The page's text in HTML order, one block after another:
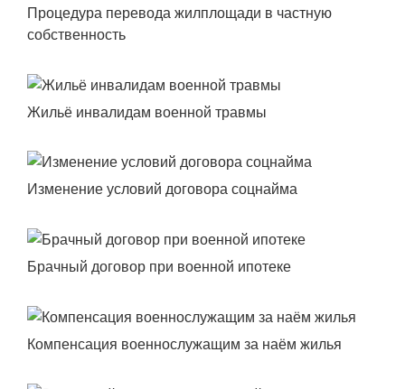
Процедура перевода жилплощади в частную
собственность
Жильё инвалидам военной травмы
Изменение условий договора соцнайма
Брачный договор при военной ипотеке
Компенсация военнослужащим за наём жилья